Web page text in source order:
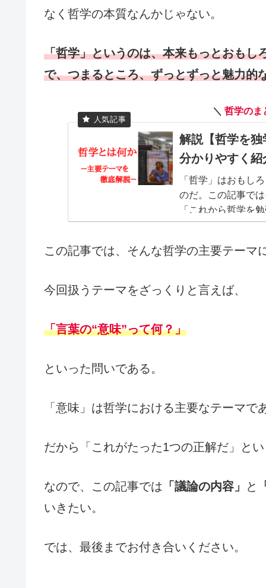
なく哲学の本質なんかじゃない。
「哲学」というのは、本来もっとおもし
で、つまるところ、ずっとずっと魅力的
＼ 哲学のま
解説【哲学を
分かりやすく
「哲学」はおもし
のだ。この記事で
「これから哲学を
この記事では、そんな哲学の主要テーマ
今回扱うテーマをざっくりと言えば、
「言葉の“意味”って何？」
といった問いである。
「意味」は哲学における主要なテーマ
だから「これがたった1つの正解だ」と
なので、この記事では 「議論の内容」 と
いきたい。
では、最後までお付き合いください。